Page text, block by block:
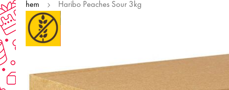
hem Haribo Peaches Sour 3kg
Skip
to
the
end
images